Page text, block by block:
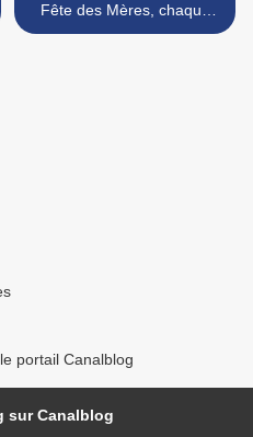
Fête des Mères, chaque
jour des cadeaux pour
portail Canalblog
sur Canalblog